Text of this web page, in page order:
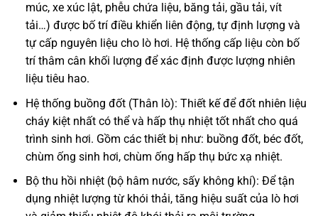
múc, xe xúc lật, phễu chứa liệu, băng tải, gầu tải, vít
tải…) được bố trí điều khiển liên động, tự định lượng và
tự cấp nguyên liệu cho lò hơi. Hệ thống cấp liệu còn bố
trí thâm cân khối lượng để xác định được lượng nhiên
liệu tiêu hao.
Hệ thống buồng đốt (Thân lò): Thiết kế để đốt nhiên liệu
cháy kiệt nhất có thể và hấp thụ nhiệt tốt nhất cho quá
trình sinh hơi. Gồm các thiết bị như: buồng đốt, béc đốt,
chùm ống sinh hơi, chùm ống hấp thụ bức xạ nhiệt.
Bộ thu hồi nhiệt (bộ hâm nước, sấy không khí): Để tận
dụng nhiệt lượng từ khói thải, tăng hiệu suất của lò hơi